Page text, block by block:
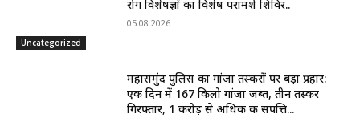
Uncategorized
रोग विशेषज्ञों का विशेष परामर्श शिविर..
05.08.2026
महासमुंद पुलिस का गांजा तस्करों पर बड़ा प्रहार:
एक दिन में 167 किलो गांजा जब्त, तीन तस्कर
गिरफ्तार, 1 करोड़ से अधिक की संपत्ति...